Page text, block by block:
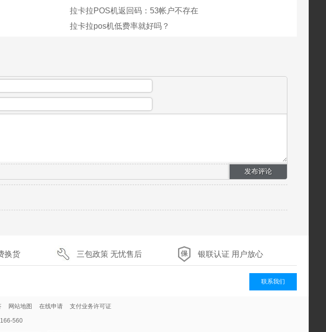
拉卡拉POS机返回码：53帐户不存在
拉卡拉pos机低费率就好吗？
换货 三包政策 无忧售后 银联认证 用户放心
联系我们
网站地图 在线申请 支付业务许可证
560